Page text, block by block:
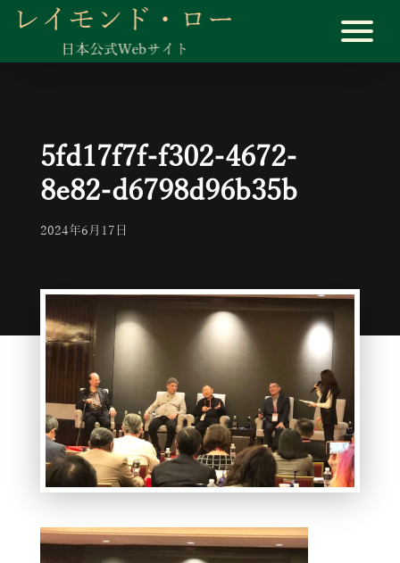
5fd17f7f-f302-4672-
8e82-d6798d96b35b
2024年6月17日